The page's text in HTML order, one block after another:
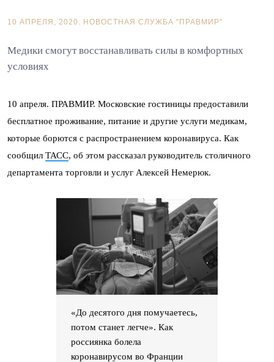
10 АПРЕЛЯ, 2020. НОВОСТНАЯ СЛУЖБА "ПРАВМИР"
Медики смогут восстанавливать силы в комфортных
условиях
10 апреля. ПРАВМИР. Московские гостиницы предоставили
бесплатное проживание, питание и другие услуги медикам,
которые борются с распространением коронавируса. Как
сообщил ТАСС, об этом рассказал руководитель столичного
департамента торговли и услуг Алексей Немерюк.
«До десятого дня помучаетесь,
потом станет легче». Как
россиянка болела
коронавирусом во Франции